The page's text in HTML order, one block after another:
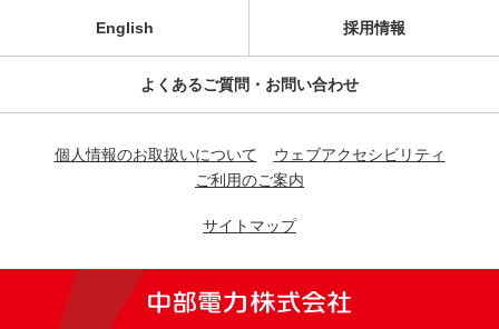
English 採用情報
よくあるご質問・お問い合わせ
個人情報のお取扱いについて
ウェブアクセシビリティ
ご利用のご案内
サイトマップ